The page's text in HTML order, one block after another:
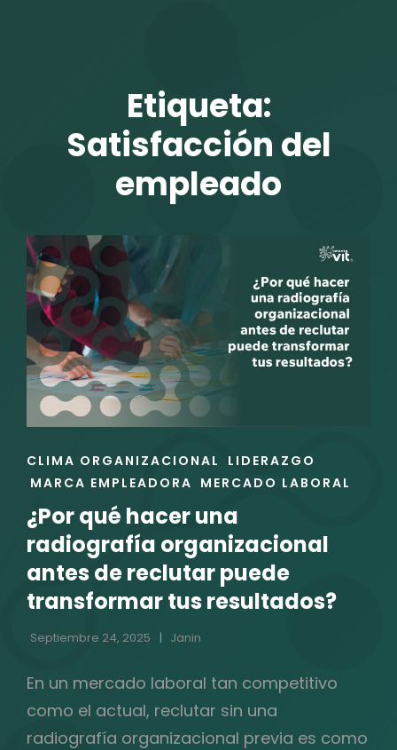
Etiqueta:
Satisfacción del
empleado
ENLACES
DE
CATEGORÍAS
CLIMA ORGANIZACIONAL
LIDERAZGO
MARCA EMPLEADORA MERCADO LABORAL
¿Por qué hacer una
radiografía organizacional
antes de reclutar puede
transformar tus resultados?
Septiembre 24, 2025 Janin
En un mercado laboral tan competitivo
como el actual, reclutar sin una
radiografía organizacional previa es como